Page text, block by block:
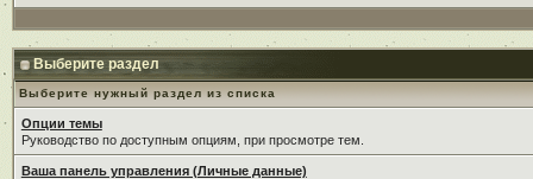
Выберите раздел
Выберите нужный раздел из списка
Опции темы
Руководство по доступным опциям, при просмотре тем.
Ваша панель управления (Личные данные)